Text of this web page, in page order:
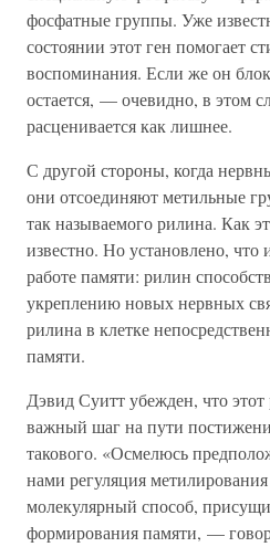
фосфатные группы. Уже
состоянии этот ген помогает
воспоминания. Если же он
остается, — очевидно, в этом
расценивается как лишнее.
С другой стороны, когда
они отсоединяют метильные
так называемого рилина. Как
известно. Но установлено, что
работе памяти: рилин
укреплению новых нервных
рилина в клетке
памяти.
Дэвид Суитт убежден, что
важный шаг на пути
такового. «Осмелюсь
нами регуляция
молекулярный способ,
формирования памяти, —